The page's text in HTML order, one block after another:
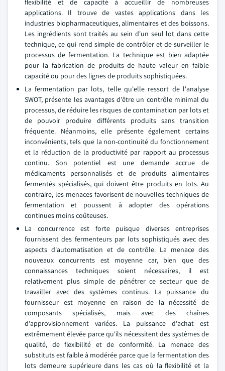
flexibilité et de capacité à accueillir de nombreuses
applications. Il trouve de vastes applications dans les
industries biopharmaceutiques, alimentaires et des boissons.
Les ingrédients sont traités au sein d'un seul lot dans cette
technique, ce qui rend simple de contrôler et de surveiller le
processus de fermentation. La technique est bien adaptée
pour la fabrication de produits de haute valeur en faible
capacité ou pour des lignes de produits sophistiquées.
La fermentation par lots, telle qu'elle ressort de l'analyse
SWOT, présente les avantages d'être un contrôle minimal du
processus, de réduire les risques de contamination par lots et
de pouvoir produire différents produits sans transition
fréquente. Néanmoins, elle présente également certains
inconvénients, tels que la non-continuité du fonctionnement
et la réduction de la productivité par rapport au processus
continu. Son potentiel est une demande accrue de
médicaments personnalisés et de produits alimentaires
fermentés spécialisés, qui doivent être produits en lots. Au
contraire, les menaces favorisent de nouvelles techniques de
fermentation et poussent à adopter des opérations
continues moins coûteuses.
La concurrence est forte puisque diverses entreprises
fournissent des fermenteurs par lots sophistiqués avec des
aspects d'automatisation et de contrôle. La menace des
nouveaux concurrents est moyenne car, bien que des
connaissances techniques soient nécessaires, il est
relativement plus simple de pénétrer ce secteur que de
travailler avec des systèmes continus. La puissance du
fournisseur est moyenne en raison de la nécessité de
composants spécialisés, mais avec des chaînes
d'approvisionnement variées. La puissance d'achat est
extrêmement élevée parce qu'ils nécessitent des systèmes de
qualité, de flexibilité et de conformité. La menace des
substituts est faible à modérée parce que la fermentation des
lots demeure supérieure dans les cas où la flexibilité et la